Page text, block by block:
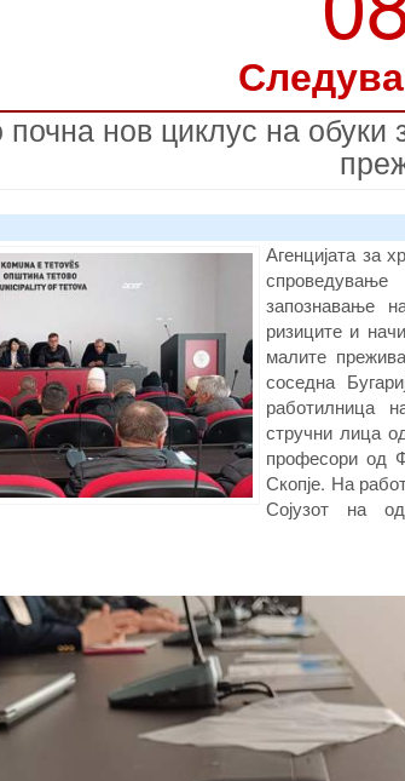
нов циклус на
Агенцијата за
запознавање
ризиците и
малите
соседна
работилница
стручни лица
професори од
Скопје. На
Сојузот на